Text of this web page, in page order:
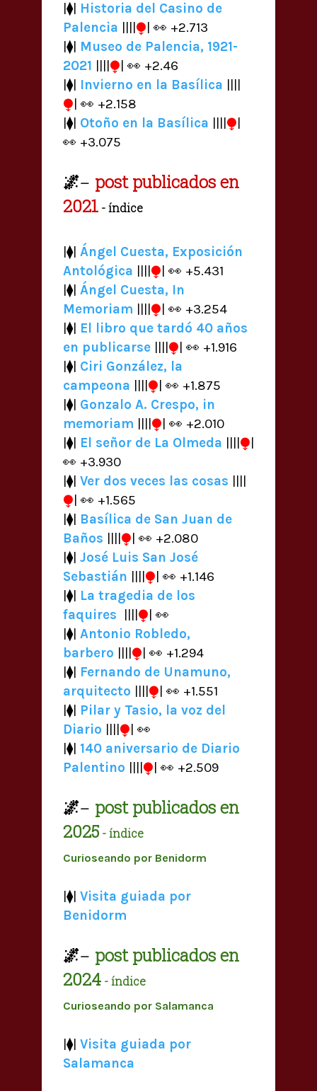
|⧫| Historia del Casino de
Palencia
⧭ | 👀 +2.713
|⧫| Museo de Palencia, 1921-
2021
⧭ | 👀 +2.46
|⧫| Invierno en la Basílica
⧭ | 👀 +2.158
|⧫| Otoño en la Basílica ⧭
👀 +3.075
🌌— post publicados en
2021 - índice
|⧫| Ángel Cuesta, Exposición
Antológica
⧭ | 👀 +5.431
|⧫| Ángel Cuesta, In
Memoriam
⧭ | 👀 +3.254
|⧫| El libro que tardó 40 años
en publicarse
⧭ | 👀 +1.916
|⧫| Ciri González, la
campeona
⧭ | 👀 +1.875
|⧫| Gonzalo A. Crespo, in
memoriam
⧭ | 👀 +2.010
|⧫| El señor de La Olmeda ⧭
👀 +3.930
|⧫| Ver dos veces las cosas
⧭ | 👀 +1.565
|⧫| Basílica de San Juan de
Baños
⧭ | 👀 +2.080
|⧫| José Luis San José
Sebastián
⧭ | 👀 +1.146
|⧫| La tragedia de los
faquires
⧭ | 👀
|⧫| Antonio Robledo,
barbero
⧭ | 👀 +1.294
|⧫| Fernando de Unamuno,
arquitecto
⧭ | 👀 +1.551
|⧫| Pilar y Tasio, la voz del
Diario
⧭ | 👀
|⧫| 140 aniversario de Diario
Palentino
⧭ | 👀 +2.509
🌌— post publicados en
2025 - índice
Curioseando por Benidorm
|⧫| Visita guiada por
Benidorm
🌌— post publicados en
2024 - índice
Curioseando por Salamanca
|⧫| Visita guiada por
Salamanca